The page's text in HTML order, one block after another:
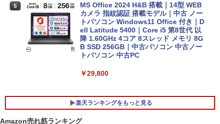
5
MS Office 2024 H&B 搭載｜14型 WEB
カメラ 指紋認証 搭載モデル｜中古 ノー
トパソコン Windows11 Office 付き｜D
ell Latitude 5400｜Core i5 第8世代 以
降 1.60GHz 4コア 8スレッド メモリ 8G
B SSD 256GB｜中古パソコン 中古ノー
トパソコン 中古PC
￥29,800
楽天ランキングをもっと見る
Amazon売れ筋ランキング